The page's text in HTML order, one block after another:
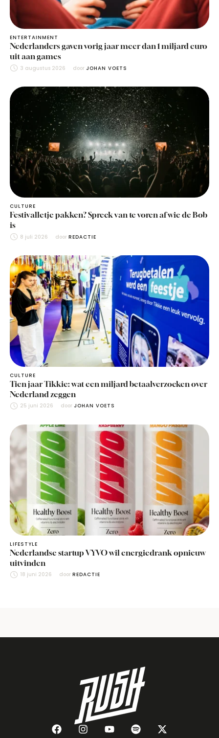
ENTERTAINMENT
Nederlanders gaven vorig jaar meer dan 1 miljard euro
uit aan games
3 augustus 2026 door JOHAN VOETS
CULTURE
Festivalletje pakken? Spreek van te voren af wie de Bob
is
8 juli 2026 door REDACTIE
CULTURE
Tien jaar Tikkie: wat een miljard betaalverzoeken over
Nederland zeggen
25 juni 2026 door JOHAN VOETS
LIFESTYLE
Nederlandse startup VYVO wil energiedrank opnieuw
uitvinden
18 juni 2026 door REDACTIE